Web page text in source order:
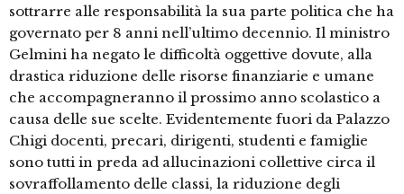
sottrarre alle responsabilità la sua parte politica che ha
governato per 8 anni nell’ultimo decennio. Il ministro
Gelmini ha negato le difficoltà oggettive dovute, alla
drastica riduzione delle risorse finanziarie e umane
che accompagneranno il prossimo anno scolastico a
causa delle sue scelte. Evidentemente fuori da Palazzo
Chigi docenti, precari, dirigenti, studenti e famiglie
sono tutti in preda ad allucinazioni collettive circa il
sovraffollamento delle classi, la riduzione degli